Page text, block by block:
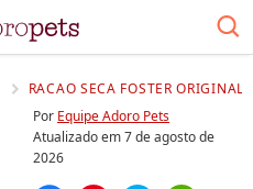
RACAO SECA FOSTER ORIGINAL
Por Equipe Adoro Pets
Atualizado em7 de agosto de
2026